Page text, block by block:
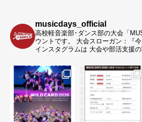
musicdays_official
高校軽音楽部･ダンス部の大会「
ウントです。
大会スローガン：『
インスタグラムは 大会や部活支援